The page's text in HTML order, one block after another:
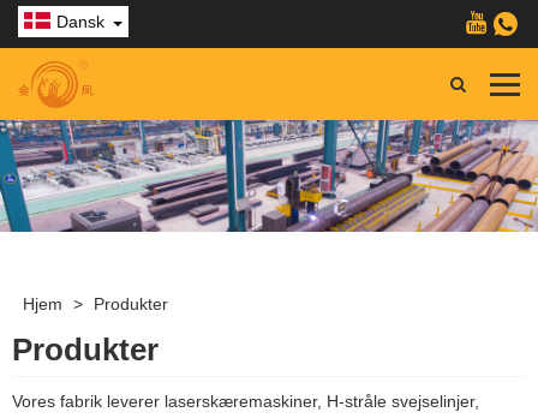
Dansk
Hjem > Produkter
Produkter
Vores fabrik leverer laserskæremaskiner, H-stråle svejselinjer,